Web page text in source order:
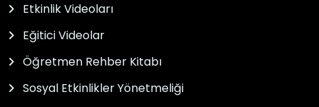
Etkinlik Videoları
Eğitici Videolar
Öğretmen Rehber Kitabı
Sosyal Etkinlikler Yönetmeliği